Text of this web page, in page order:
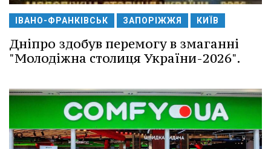
ІВАНО-ФРАНКІВСЬК ЗАПОРІЖЖЯ КИЇВ
Дніпро здобув перемогу в змаганні
"Молодіжна столиця України-2026".